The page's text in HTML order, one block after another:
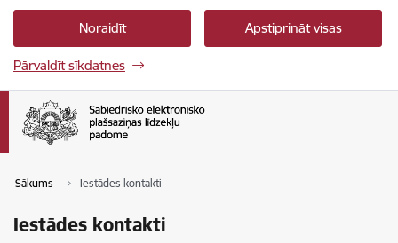
Noraidīt Apstiprināt visas
Pārvaldīt sīkdatnes
Sākums Iestādes kontakti
Iestādes kontakti